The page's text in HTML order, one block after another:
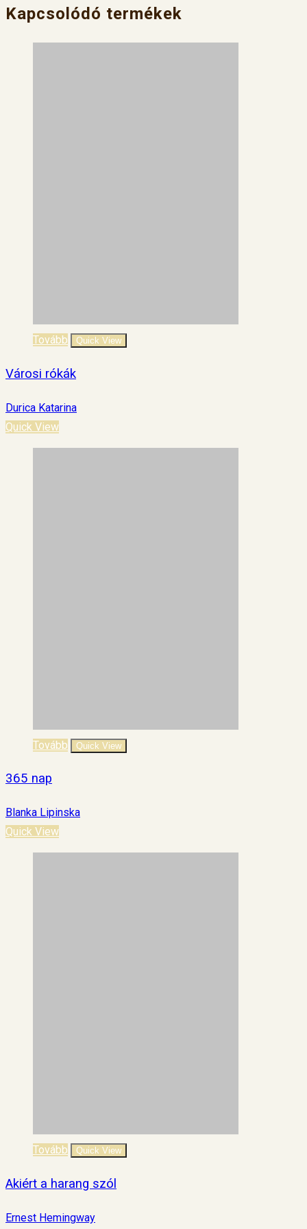
Kapcsolódó termékek
Tovább Quick View
Városi rókák
Durica Katarina
Quick View
Tovább Quick View
365 nap
Blanka Lipinska
Quick View
Tovább Quick View
Akiért a harang szól
Ernest Hemingway